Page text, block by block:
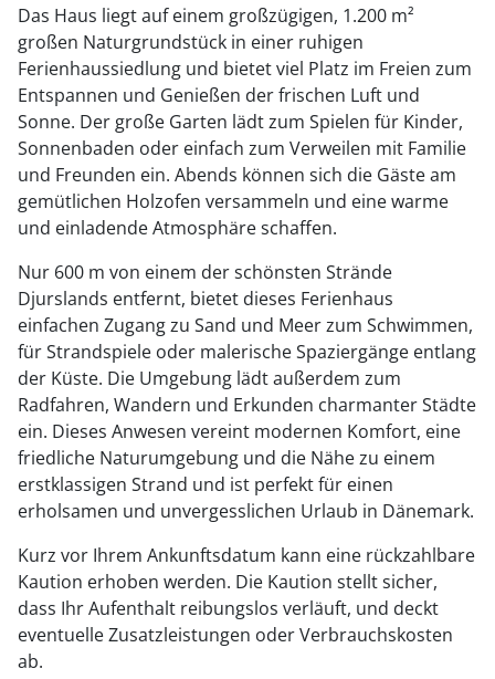
Das Haus liegt auf einem großzügigen, 1.200 m²
großen Naturgrundstück in einer ruhigen
Ferienhaussiedlung und bietet viel Platz im Freien zum
Entspannen und Genießen der frischen Luft und
Sonne. Der große Garten lädt zum Spielen für Kinder,
Sonnenbaden oder einfach zum Verweilen mit Familie
und Freunden ein. Abends können sich die Gäste am
gemütlichen Holzofen versammeln und eine warme
und einladende Atmosphäre schaffen.
Nur 600 m von einem der schönsten Strände
Djurslands entfernt, bietet dieses Ferienhaus
einfachen Zugang zu Sand und Meer zum Schwimmen,
für Strandspiele oder malerische Spaziergänge entlang
der Küste. Die Umgebung lädt außerdem zum
Radfahren, Wandern und Erkunden charmanter Städte
ein. Dieses Anwesen vereint modernen Komfort, eine
friedliche Naturumgebung und die Nähe zu einem
erstklassigen Strand und ist perfekt für einen
erholsamen und unvergesslichen Urlaub in Dänemark.
Kurz vor Ihrem Ankunftsdatum kann eine rückzahlbare
Kaution erhoben werden. Die Kaution stellt sicher,
dass Ihr Aufenthalt reibungslos verläuft, und deckt
eventuelle Zusatzleistungen oder Verbrauchskosten
ab.